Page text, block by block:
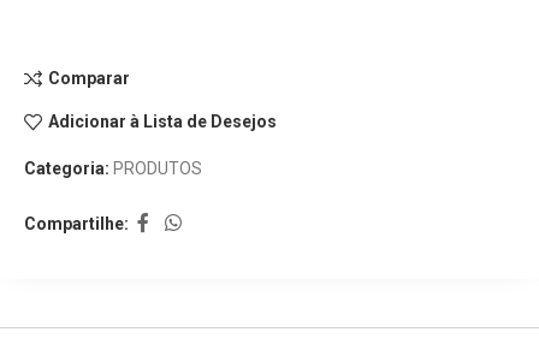
Comparar
Adicionar à Lista de Desejos
Categoria: PRODUTOS
Compartilhe: